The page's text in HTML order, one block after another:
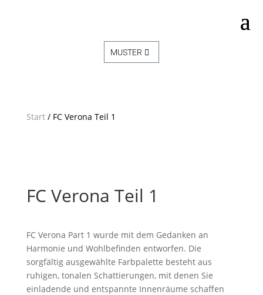
MUSTER
Start/ FC Verona Teil 1
FC Verona Teil 1
FC Verona Part 1 wurde mit dem Gedanken an
Harmonie und Wohlbefinden entworfen. Die
sorgfältig ausgewählte Farbpalette besteht aus
ruhigen, tonalen Schattierungen, mit denen Sie
einladende und entspannte Innenräume schaffen